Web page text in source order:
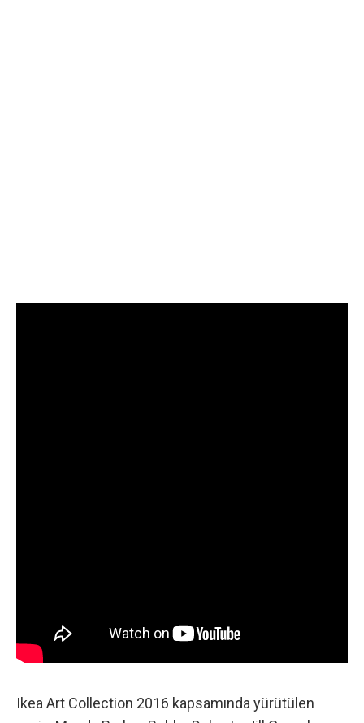
Ikea Art Collection 2016 kapsamında yürütülen